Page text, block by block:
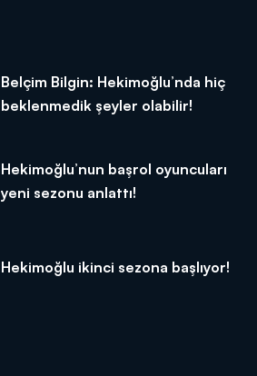
Belçim Bilgin: Hekimoğlu’nda hiç
beklenmedik şeyler olabilir!
Hekimoğlu’nun başrol oyuncuları
yeni sezonu anlattı!
Hekimoğlu ikinci sezona başlıyor!